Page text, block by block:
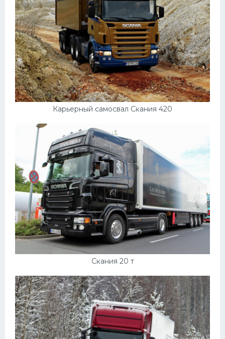
Карьерный самосвал Скания 420
Скания 20 т